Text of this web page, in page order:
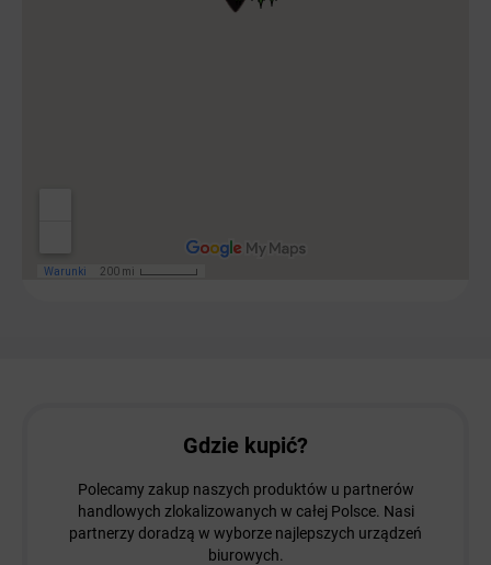
Gdzie kupić?
Polecamy zakup naszych produktów u partnerów
handlowych zlokalizowanych w całej Polsce. Nasi
partnerzy doradzą w wyborze najlepszych urządzeń
biurowych.